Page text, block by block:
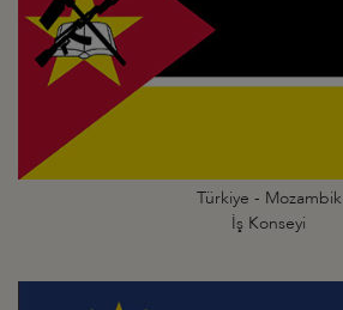
Türkiye - Mozambik
İş Konseyi